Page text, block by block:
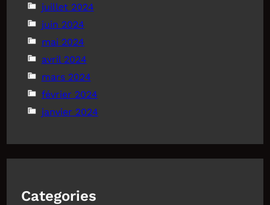
juillet 2024
juin 2024
mai 2024
avril 2024
mars 2024
février 2024
janvier 2024
Categories